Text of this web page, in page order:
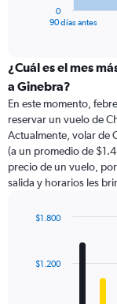
categories.
Range:
categories.
The
chart
has
1
Y
displaying
90 días antes
0
¿Cuál es el mes
a Ginebra?
En este momento,
reservar un vuelo de
Actualmente, volar de
(a un promedio de
precio de un vuelo,
salida y horarios les
with
12
$1.200
$1.800